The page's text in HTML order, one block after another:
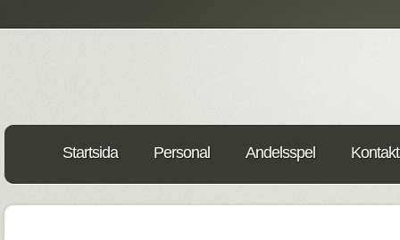
Startsida Personal Andelsspel